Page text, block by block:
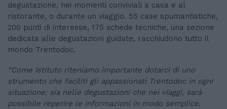
degustazione, nei momenti conviviali a casa e al
ristorante, o durante un viaggio. 55 case spumantistiche,
200 punti di interesse, 175 schede tecniche, una sezione
dedicata alle degustazioni guidate, racchiudono tutto il
mondo Trentodoc.
“Come Istituto riteniamo importante dotarci di uno
strumento che faciliti gli appassionati Trentodoc in ogni
situazione: sia nelle degustazioni che nei viaggi, sarà
possibile reperire le informazioni in modo semplice.